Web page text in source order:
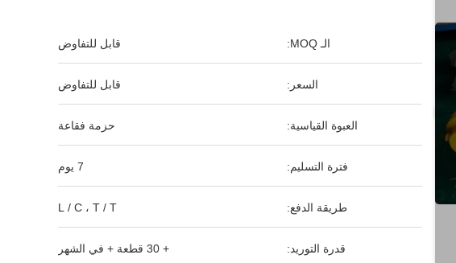
الـ MOQ: قابل للتفاوض
السعر: قابل للتفاوض
العبوة القياسية: حزمة فقاعة
فترة التسليم: 7 يوم
طريقة الدفع: L / C ، T / T
قدرة التوريد: + 30 قطعة + في الشهر